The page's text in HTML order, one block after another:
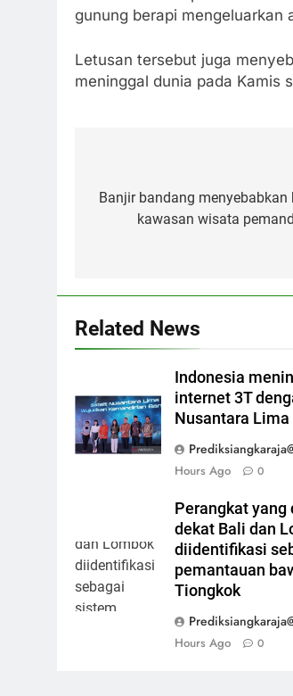
gunung berapi mengeluarkan
Letusan tersebut juga
meninggal dunia pada Kamis
navigation
Banjir bandang menyebabkan
kawasan wisata
Related News
Indonesia
internet 3T
Nusantara Lima
Hours Ago
0
Perangkat
dekat Bali dan
diidentifikasi
pemantauan
Tiongkok
Hours Ago
0